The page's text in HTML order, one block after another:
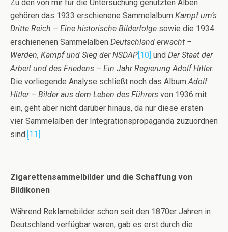
Zu den von mir für die Untersuchung genutzten Alben
gehören das 1933 erschienene Sammelalbum Kampf um’s
Dritte Reich – Eine historische Bilderfolge sowie die 1934
erschienenen Sammelalben Deutschland erwacht –
Werden, Kampf und Sieg der NSDAP[10] und Der Staat der
Arbeit und des Friedens – Ein Jahr Regierung Adolf Hitler.
Die vorliegende Analyse schließt noch das Album Adolf
Hitler – Bilder aus dem Leben des Führers von 1936 mit
ein, geht aber nicht darüber hinaus, da nur diese ersten
vier Sammelalben der Integrationspropaganda zuzuordnen
sind.[11]
Zigarettensammelbilder und die Schaffung von
Bildikonen
Während Reklamebilder schon seit den 1870er Jahren in
Deutschland verfügbar waren, gab es erst durch die